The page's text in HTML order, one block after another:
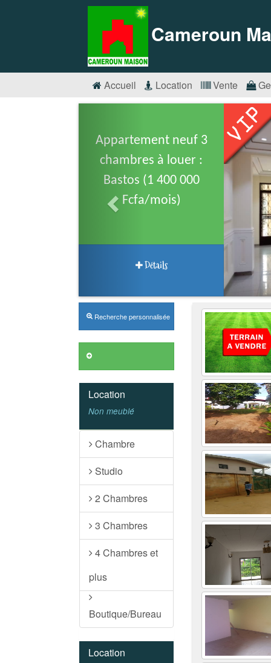
Cameroun
Accueil Location Vente
Appartement neuf 3
chambres à louer :
Bastos (1 400 000
Fcfa/mois)
Détails
Recherche personnalisée
Location
Non meublé
Chambre
Studio
2 Chambres
3 Chambres
4 Chambres et
plus
Boutique/Bureau
Location